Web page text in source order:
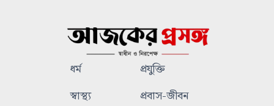
ধর্ম
প্রযুক্তি
স্বাস্থ্য
প্রবাস-জীবন